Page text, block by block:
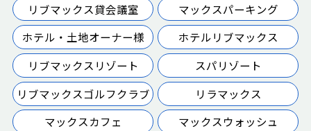
リブマックス貸会議室
マックスパーキング
ホテル・土地オーナー様
ホテルリブマックス
リブマックスリゾート
スパリゾート
リブマックスゴルフクラブ
リラマックス
マックスカフェ
マックスウォッシュ